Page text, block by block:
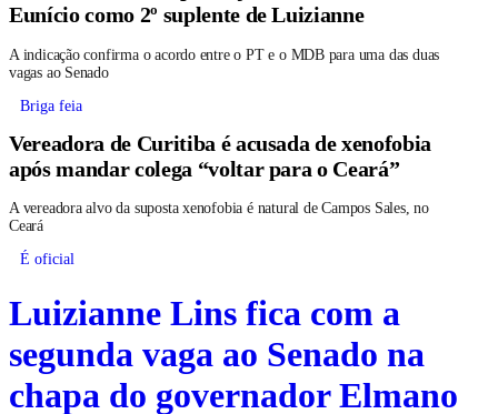
Eunício como 2º suplente de Luizianne
A indicação confirma o acordo entre o PT e o MDB para uma das duas
vagas ao Senado
Briga feia
Vereadora de Curitiba é acusada de xenofobia
após mandar colega “voltar para o Ceará”
A vereadora alvo da suposta xenofobia é natural de Campos Sales, no
Ceará
É oficial
Luizianne Lins fica com a
segunda vaga ao Senado na
chapa do governador Elmano